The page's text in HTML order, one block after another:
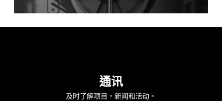
通讯
及时了解项目，新闻和活动。